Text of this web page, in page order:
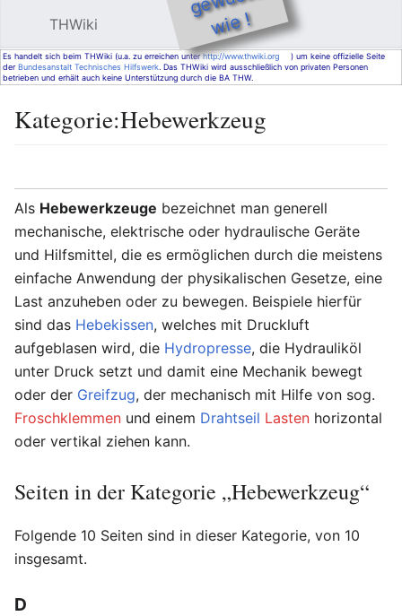
THWiki e !
Es handelt sich beim THWiki (u.a. zu erreichen unterhttp://www.thwiki.org
) um keine offizielle Seite
derBundesanstalt Technisches Hilfswerk. Das THWiki wird ausschließlich von privaten Personen
betrieben und erhält auch keine Unterstützung durch die BA THW.
Kategorie:Hebewerkzeug
Als Hebewerkzeuge bezeichnet man generell
mechanische, elektrische oder hydraulische Geräte
und Hilfsmittel, die es ermöglichen durch die meistens
einfache Anwendung der physikalischen Gesetze, eine
Last anzuheben oder zu bewegen. Beispiele hierfür
sind das Hebekissen, welches mit Druckluft
aufgeblasen wird, die Hydropresse, die Hydrauliköl
unter Druck setzt und damit eine Mechanik bewegt
oder der Greifzug, der mechanisch mit Hilfe von sog.
Froschklemmen und einem Drahtseil Lasten horizontal
oder vertikal ziehen kann.
Seiten in der Kategorie „Hebewerkzeug“
Folgende 10 Seiten sind in dieser Kategorie, von 10
insgesamt.
D